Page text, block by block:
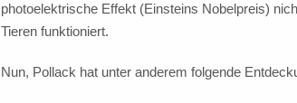
photoelektrische Effekt (Einsteins Nobelpreis)
Tieren funktioniert.
Nun, Pollack hat unter anderem folgende